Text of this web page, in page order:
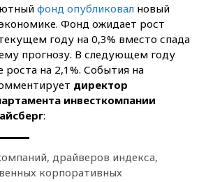
фонд опубликовал новый
Фонд ожидает рост
году на 0,3% вместо спада
прогнозу. В следующем году
роста на 2,1%. События на
директор
инвесткомпании
:
драйверов индекса,
корпоративных